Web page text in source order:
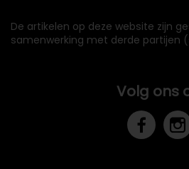
De artikelen op deze website zijn
samenwerking met derde partijen
Volg ons